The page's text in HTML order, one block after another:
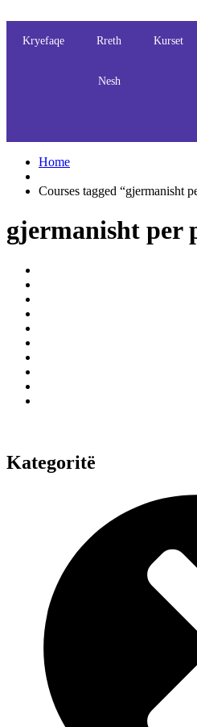
Kryefaqe Rreth
Nesh
Kurset
Home
Courses tagged “gjermanisht
gjermanisht per
Kategoritë